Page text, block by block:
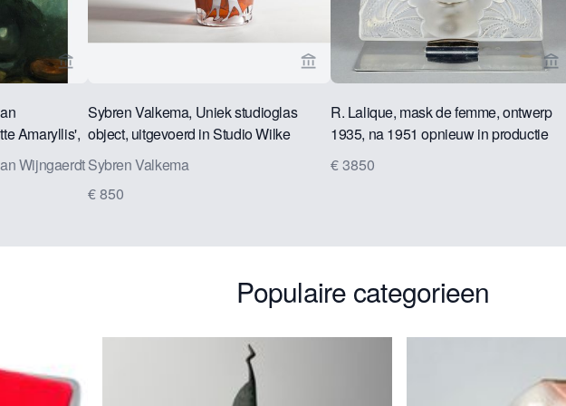
Bekijk verkoperspagina van Kunstconsult 2.0
Amaryllis',
Wijngaerdt
Bekijk verkoperspagina van Kunstconsult
Sybren Valkema, Uniek studioglas
object, uitgevoerd in Studio Wilke
Adolfsson, 1989
Sybren Valkema
€ 850
R. Lalique, mask de femme, ontwerp
1935, na 1951 opnieuw in productie
genomen
€ 3850
Populaire categorieen